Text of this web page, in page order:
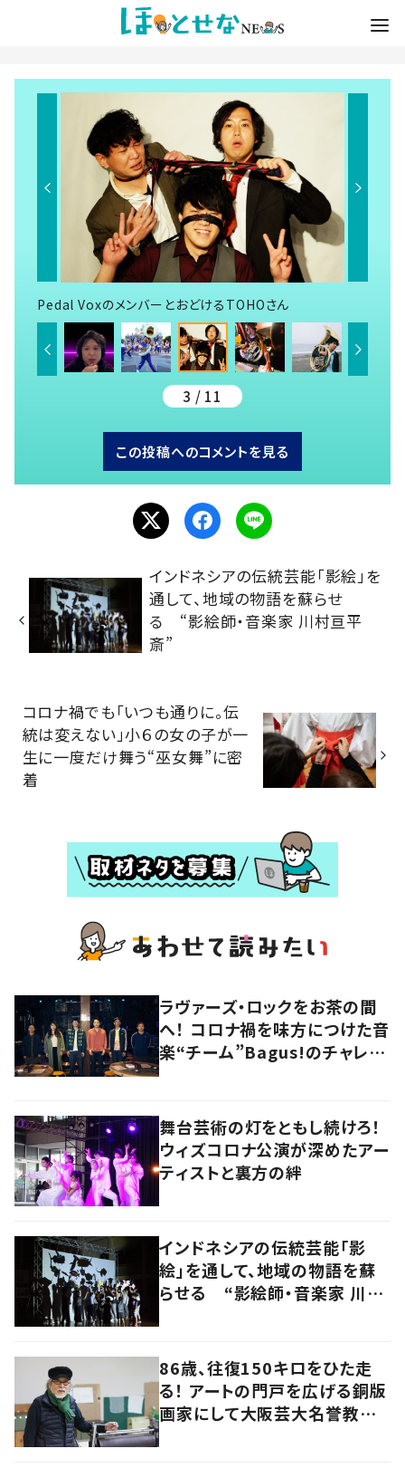
Pedal VoxのメンバーとおどけるTOHOさん
3 / 11
この投稿へのコメントを見る
インドネシアの伝統芸能「影絵」を
通して、地域の物語を蘇らせ
る “影絵師・音楽家 川村亘平
斎”
コロナ禍でも「いつも通りに。伝
統は変えない」小６の女の子が一
生に一度だけ舞う“巫女舞”に密
着
ラヴァーズ・ロックをお茶の間
へ！ コロナ禍を味方につけた音
楽“チーム”Bagus!のチャレン
舞台芸術の灯をともし続けろ！
ウィズコロナ公演が深めたアー
ティストと裏方の絆
インドネシアの伝統芸能「影
絵」を通して、地域の物語を蘇
らせる “影絵師・音楽家 川村
86歳、往復150キロをひた走
る！ アートの門戸を広げる銅版
画家にして大阪芸大名誉教授・